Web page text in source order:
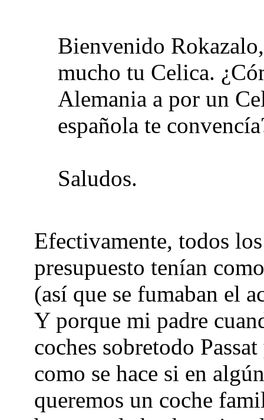
Bienvenido
mucho tu Celica.
Alemania a por un
española te
Saludos.
Efectivamente, todos
presupuesto tenían
(así que se fumaban el
Y porque mi padre
coches sobretodo
como se hace si en
queremos un coche